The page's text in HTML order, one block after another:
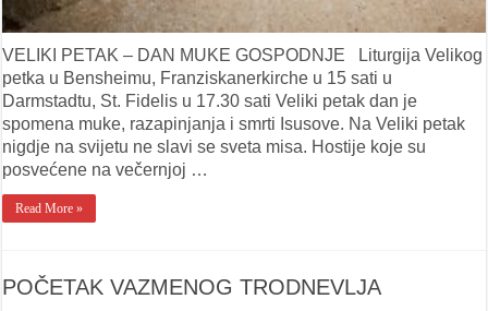
VELIKI PETAK – DAN MUKE GOSPODNJE Liturgija Velikog
petka u Bensheimu, Franziskanerkirche u 15 sati u
Darmstadtu, St. Fidelis u 17.30 sati Veliki petak dan je
spomena muke, razapinjanja i smrti Isusove. Na Veliki petak
nigdje na svijetu ne slavi se sveta misa. Hostije koje su
posvećene na večernjoj …
Read More »
POČETAK VAZMENOG TRODNEVLJA